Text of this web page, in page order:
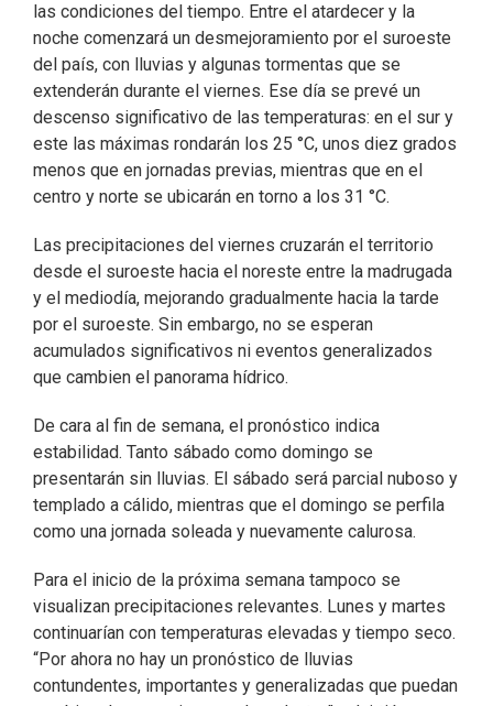
las condiciones del tiempo. Entre el atardecer y la
noche comenzará un desmejoramiento por el suroeste
del país, con lluvias y algunas tormentas que se
extenderán durante el viernes. Ese día se prevé un
descenso significativo de las temperaturas: en el sur y
este las máximas rondarán los 25 °C, unos diez grados
menos que en jornadas previas, mientras que en el
centro y norte se ubicarán en torno a los 31 °C.
Las precipitaciones del viernes cruzarán el territorio
desde el suroeste hacia el noreste entre la madrugada
y el mediodía, mejorando gradualmente hacia la tarde
por el suroeste. Sin embargo, no se esperan
acumulados significativos ni eventos generalizados
que cambien el panorama hídrico.
De cara al fin de semana, el pronóstico indica
estabilidad. Tanto sábado como domingo se
presentarán sin lluvias. El sábado será parcial nuboso y
templado a cálido, mientras que el domingo se perfila
como una jornada soleada y nuevamente calurosa.
Para el inicio de la próxima semana tampoco se
visualizan precipitaciones relevantes. Lunes y martes
continuarían con temperaturas elevadas y tiempo seco.
“Por ahora no hay un pronóstico de lluvias
contundentes, importantes y generalizadas que puedan